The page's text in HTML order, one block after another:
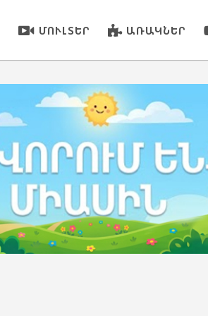
ՄՈՒԼՏԵՐ ԱՌԱԿՆԵՐ